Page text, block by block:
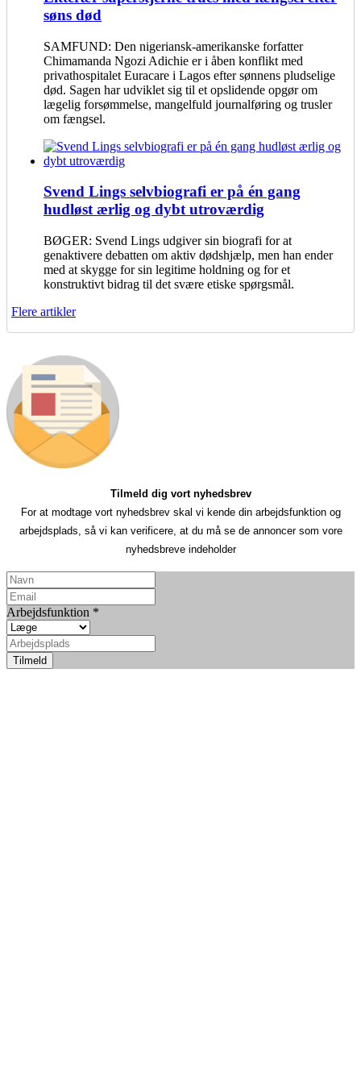
søns død
SAMFUND: Den nigeriansk-amerikanske forfatter
Chimamanda Ngozi Adichie er i åben konflikt med
privathospitalet Euracare i Lagos efter sønnens pludselige
død. Sagen har udviklet sig til et opslidende opgør om
lægelig forsømmelse, mangelfuld journalføring og trusler
om fængsel.
Svend Lings selvbiografi er på én gang
hudløst ærlig og dybt utroværdig
BØGER: Svend Lings udgiver sin biografi for at
genaktivere debatten om aktiv dødshjælp, men han ender
med at skygge for sin legitime holdning og for et
konstruktivt bidrag til det svære etiske spørgsmål.
Flere artikler
Tilmeld dig vort nyhedsbrev
For at modtage vort nyhedsbrev skal vi kende din arbejdsfunktion og
arbejdsplads, så vi kan verificere, at du må se de annoncer som vore
nyhedsbreve indeholder
Arbejdsfunktion *
Tilmeld